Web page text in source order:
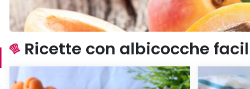
Ricette con albicocche